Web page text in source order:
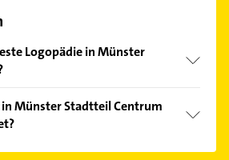
Logopädie in Münster
und profitieren Sie von den
können Sie sich
sortiert anzeigen lassen.
Münster Stadtteil Centrum
finden Sie alleÖffnungszeiten.